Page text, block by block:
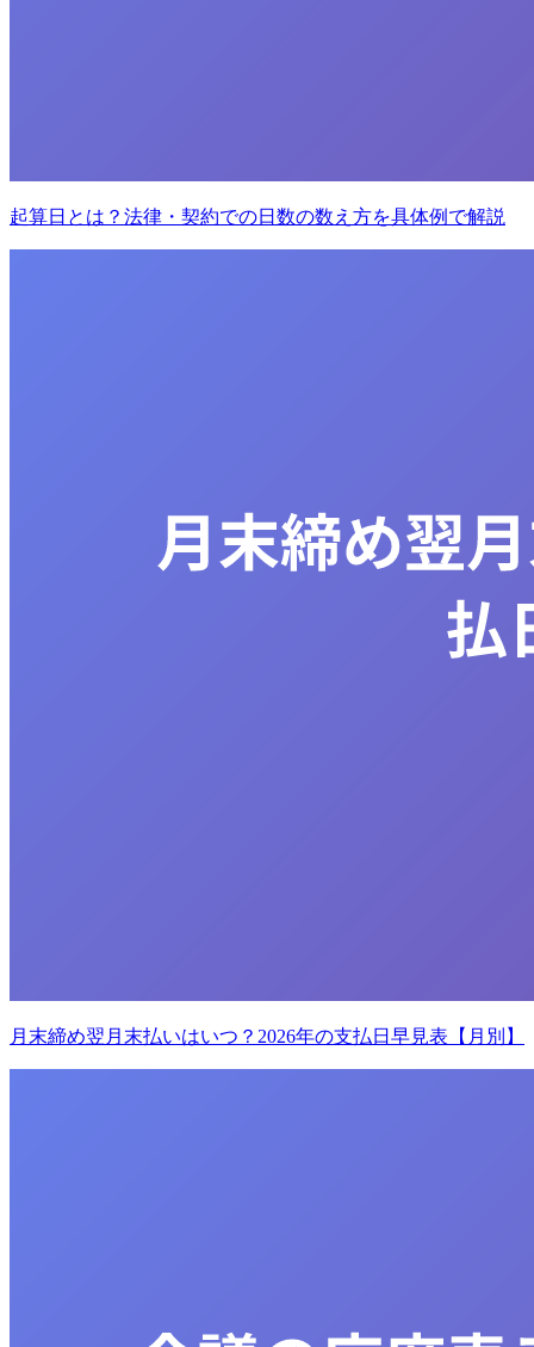
起算日とは？法律・契約での日数の数え方を具体例で解説
月末締め翌月末払いはいつ？2026年の支払日早見表【月別】